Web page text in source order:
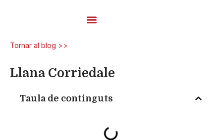
Tornar al blog >>
Llana Corriedale
Taula de continguts